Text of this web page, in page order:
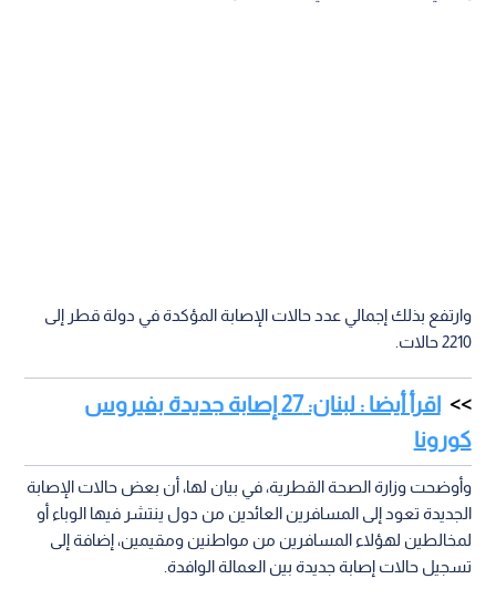
وارتفع بذلك إجمالي عدد حالات الإصابة المؤكدة في دولة قطر إلى
2210 حالات.
اقرأ أيضا : لبنان: 27 إصابة جديدة بفيروس
كورونا
وأوضحت وزارة الصحة القطرية، في بيان لها، أن بعض حالات الإصابة
الجديدة تعود إلى المسافرين العائدين من دول ينتشر فيها الوباء أو
لمخالطين لهؤلاء المسافرين من مواطنين ومقيمين، إضافة إلى
تسجيل حالات إصابة جديدة بين العمالة الوافدة.